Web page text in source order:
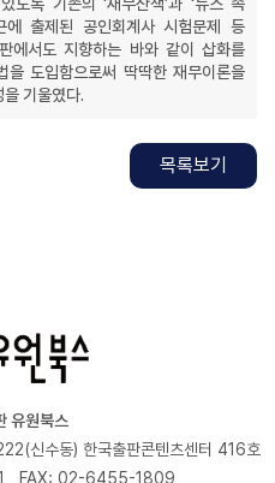
에 출제된 공인회계사 시험문제 등
에서도 지향하는 바와 같이 삽화를
도입함으로써 딱딱한 재무이론을
기울였다.
목록보기
유원북스
신수동) 한국출판콘텐츠센터 416호
FAX: 02-6455-1809